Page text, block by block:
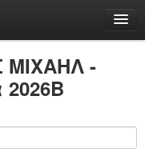
ΜΙΧΑΗΛ -